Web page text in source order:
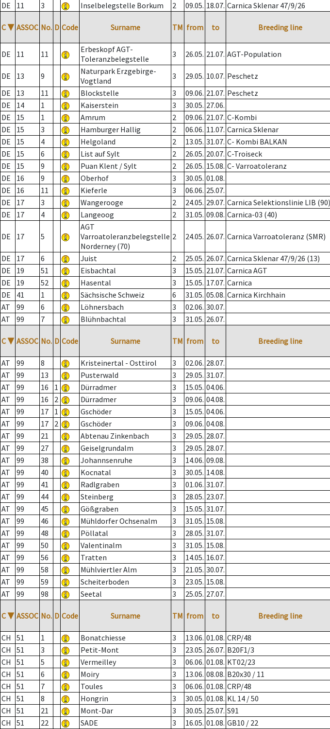
DE
11 3 Inselbelegstelle Borkum 2 09.05. 18.07. Carnica Sklenar 47/9/26
C ▼ ASSOC No. D Code Surname TM from to Breeding line
DE 11 11
Erbeskopf AGT-
Toleranzbelegstelle
3 26.05. 21.07. AGT-Population
DE 13 9
Naturpark Erzgebirge-
Vogtland
3 29.05. 10.07. Peschetz
DE
13 11 Blockstelle 3 09.06. 21.07. Peschetz
DE
14 1 Kaiserstein 3 30.05. 27.06.
DE
15 1 Amrum 2 09.06. 21.07. C-Kombi
DE
15 3 Hamburger Hallig 2 06.06. 11.07. Carnica Sklenar
DE
15 4 Helgoland 2 13.05. 31.07. C- Kombi BALKAN
DE
15 6 List auf Sylt 2 26.05. 20.07. C-Troiseck
DE
15 9 Puan Klent / Sylt 2 26.05. 15.08. C- Varroatoleranz
DE
16 9 Oberhof 3 30.05. 01.08.
DE
16 11 Kieferle 3 06.06. 25.07.
DE
17 3 Wangerooge 2 24.05. 29.07. Carnica Selektionslinie LIB (90)
DE
17 4 Langeoog 2 31.05. 09.08. Carnica-03 (40)
DE 17 5
AGT
Varroatoleranzbelegstelle
Norderney (70)
2 24.05. 26.07. Carnica Varroatoleranz (SMR)
DE 17 6 Juist 2 25.05. 26.07. Carnica Sklenar 47/9/26 (13)
DE
19 51 Eisbachtal 3 15.05. 21.07. Carnica AGT
DE
19 52 Hasental 3 15.05. 17.07. Carnica
DE
41 1 Sächsische Schweiz 6 31.05. 05.08. Carnica Kirchhain
AT
99 6 Löhnersbach 3 02.06. 30.07.
AT
99 7 Blühnbachtal 3 31.05. 26.07.
C ▼ ASSOC No. D Code Surname TM from to Breeding line
AT
99 8 Kristeinertal - Osttirol 3 02.06. 28.07.
AT
99 13 Pusterwald 3 29.05. 31.07.
AT
99 16 1 Dürradmer 3 15.05. 04.06.
AT
99 16 2 Dürradmer 3 09.06. 04.08.
AT
99 17 1 Gschöder 3 15.05. 04.06.
AT
99 17 2 Gschöder 3 09.06. 04.08.
AT
99 21 Abtenau Zinkenbach 3 29.05. 28.07.
AT
99 27 Geiselgrundalm 3 29.05. 28.07.
AT
99 38 Johannsenruhe 3 14.06. 09.08.
AT
99 40 Kocnatal 3 30.05. 14.08.
AT
99 41 Radlgraben 3 01.06. 31.07.
AT
99 44 Steinberg 3 28.05. 23.07.
AT
99 45 Gößgraben 3 15.05. 31.07.
AT
99 46 Mühldorfer Ochsenalm 3 31.05. 15.08.
AT
99 48 Pöllatal 3 28.05. 31.07.
AT
99 50 Valentinalm 3 31.05. 15.08.
AT
99 56 Tratten 3 14.05. 16.07.
AT
99 58 Mühlviertler Alm 3 21.05. 30.07.
AT
99 59 Scheiterboden 3 23.05. 15.08.
AT
99 98 Seetal 3 25.05. 27.07.
C ▼ ASSOC No. D Code Surname TM from to Breeding line
CH
51 1 Bonatchiesse 3 13.06. 01.08. CRP/48
CH
51 3 Petit-Mont 3 23.05. 26.07. B20F1/3
CH
51 5 Vermeilley 3 06.06. 01.08. KT02/23
CH
51 6 Moiry 3 13.06. 08.08. B20x30 / 11
CH
51 7 Toules 3 06.06. 01.08. CRP/48
CH
51 8 Hongrin 3 30.05. 01.08. KL 14 / 50
CH
51 21 Mont-Dar 3 30.05. 25.07. S91
CH
51 22 SADE 3 16.05. 01.08. GB10 / 22